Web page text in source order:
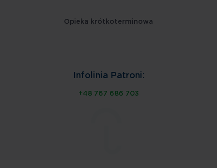
Opieka krótkoterminowa
Infolinia Patroni:
+48 767 686 703